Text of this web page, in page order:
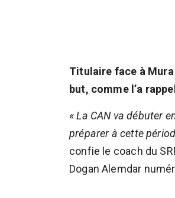
Titulaire face à
but, comme l’a
« La CAN va débuter
préparer à cette
confie le coach du
Dogan Alemdar